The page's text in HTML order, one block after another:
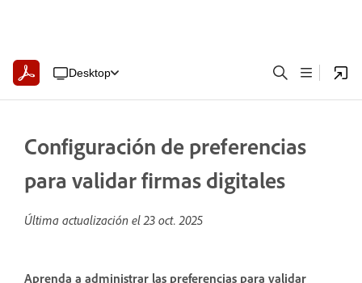
Desktop
Configuración de preferencias
para validar firmas digitales
Última actualización el23 oct. 2025
Aprenda a administrar las preferencias para validar